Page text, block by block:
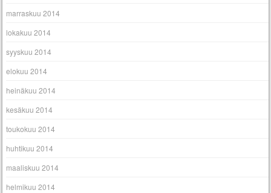
marraskuu 2014
lokakuu 2014
syyskuu 2014
elokuu 2014
heinäkuu 2014
kesäkuu 2014
toukokuu 2014
huhtikuu 2014
maaliskuu 2014
helmikuu 2014